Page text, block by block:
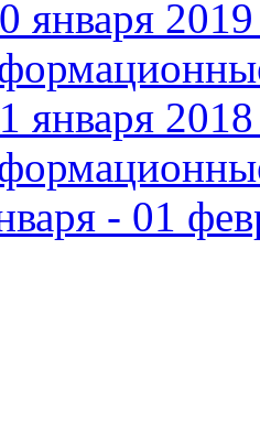
января 2019
января 2018
- 01